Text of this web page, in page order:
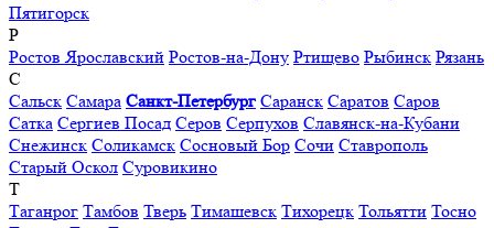
Пятигорск
Р
Ростов Ярославский Ростов-на-Дону Ртищево Рыбинск Рязань
С
Сальск Самара Санкт-Петербург Саранск Саратов Саров
Сатка Сергиев Посад Серов Серпухов Славянск-на-Кубани
Снежинск Соликамск Сосновый Бор Сочи Ставрополь
Старый Оскол Суровикино
Т
Таганрог Тамбов Тверь Тимашевск Тихорецк Тольятти Тосно